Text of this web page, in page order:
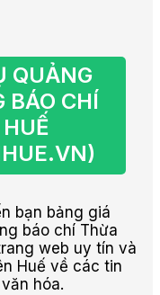
QUẢNG
BÁO CHÍ
bạn bảng giá
báo chí Thừa
web uy tín và
Huế về các tin
hóa.